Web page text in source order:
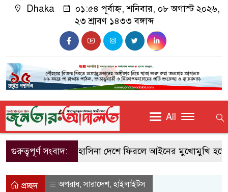
Dhaka
০১:৫৪ পূর্বাহ্ন, শনিবার, ০৮ অগাস্ট ২০২৬,
২৩ শ্রাবণ ১৪৩৩ বঙ্গাব্দ
All
গুরুত্বপূর্ণ সংবাদ:শেখ হাসিনা দেশে ফিরলে আইনের মুখোমুখি হতে
প্রচ্ছদ অপরাধ,সারাদেশ,হাইলাইটস